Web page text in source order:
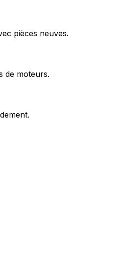
pièces neuves.
de moteurs.